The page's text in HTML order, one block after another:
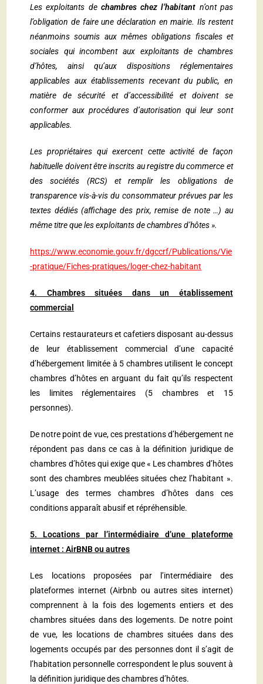
Les exploitants de chambres chez l’habitant n’ont pas
l’obligation de faire une déclaration en mairie. Ils restent
néanmoins soumis aux mêmes obligations fiscales et
sociales qui incombent aux exploitants de chambres
d’hôtes, ainsi qu’aux dispositions réglementaires
applicables aux établissements recevant du public, en
matière de sécurité et d’accessibilité et doivent se
conformer aux procédures d’autorisation qui leur sont
applicables.
Les propriétaires qui exercent cette activité de façon
habituelle doivent être inscrits au registre du commerce et
des sociétés (RCS) et remplir les obligations de
transparence vis-à-vis du consommateur prévues par les
textes dédiés (affichage des prix, remise de note …) au
même titre que les exploitants de chambres d’hôtes ».
https://www.economie.gouv.fr/dgccrf/Publications/Vie
-pratique/Fiches-pratiques/loger-chez-habitant
4. Chambres situées dans un établissement
commercial
Certains restaurateurs et cafetiers disposant au-dessus
de leur établissement commercial d’une capacité
d’hébergement limitée à 5 chambres utilisent le concept
chambres d’hôtes en arguant du fait qu’ils respectent
les limites réglementaires (5 chambres et 15
personnes).
De notre point de vue, ces prestations d’hébergement ne
répondent pas dans ce cas à la définition juridique de
chambres d’hôtes qui exige que « Les chambres d’hôtes
sont des chambres meublées situées chez l’habitant ».
L’usage des termes chambres d’hôtes dans ces
conditions apparaît abusif et répréhensible.
5. Locations par l’intermédiaire d’une plateforme
internet : AirBNB ou autres
Les locations proposées par l’intermédiaire des
plateformes internet (Airbnb ou autres sites internet)
comprennent à la fois des logements entiers et des
chambres situées dans des logements. De notre point
de vue, les locations de chambres situées dans des
logements occupés par des personnes dont il s’agit de
l’habitation personnelle correspondent le plus souvent à
la définition juridique des chambres d’hôtes.